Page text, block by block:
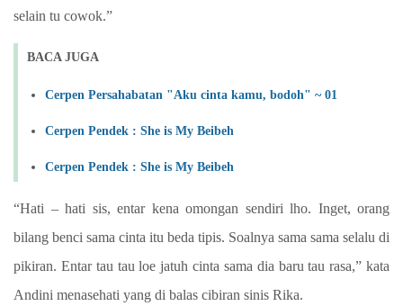
selain tu cowok.”
BACA JUGA
Cerpen Persahabatan "Aku cinta kamu, bodoh" ~ 01
Cerpen Pendek : She is My Beibeh
Cerpen Pendek : She is My Beibeh
“Hati – hati sis, entar kena omongan sendiri lho. Inget, orang
bilang benci sama cinta itu beda tipis. Soalnya sama sama selalu di
pikiran. Entar tau tau loe jatuh cinta sama dia baru tau rasa,” kata
Andini menasehati yang di balas cibiran sinis Rika.